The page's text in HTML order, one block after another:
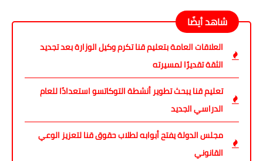
شاهد أيضًا
العلاقات العامة بتعليم قنا تكرم وكيل الوزارة بعد تجديد
الثقة تقديرًا لمسيرته
تعليم قنا يبحث تطوير أنشطة التوكاتسو استعدادًا للعام
الدراسي الجديد
مجلس الدولة يفتح أبوابه لطلاب حقوق قنا لتعزيز الوعي
القانوني